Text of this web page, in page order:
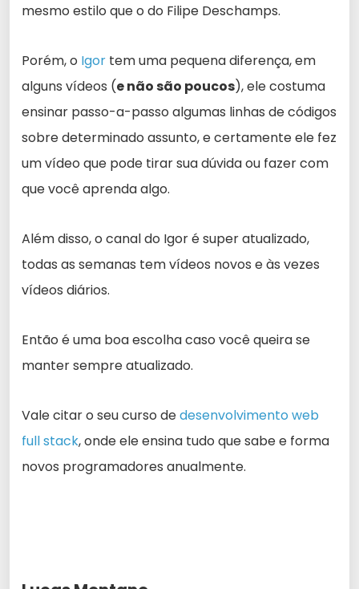
mesmo estilo que o do Filipe Deschamps.
Porém, o Igor tem uma pequena diferença, em
alguns vídeos (e não são poucos), ele costuma
ensinar passo-a-passo algumas linhas de códigos
sobre determinado assunto, e certamente ele fez
um vídeo que pode tirar sua dúvida ou fazer com
que você aprenda algo.
Além disso, o canal do Igor é super atualizado,
todas as semanas tem vídeos novos e às vezes
vídeos diários.
Então é uma boa escolha caso você queira se
manter sempre atualizado.
Vale citar o seu curso dedesenvolvimento web
full stack, onde ele ensina tudo que sabe e forma
novos programadores anualmente.